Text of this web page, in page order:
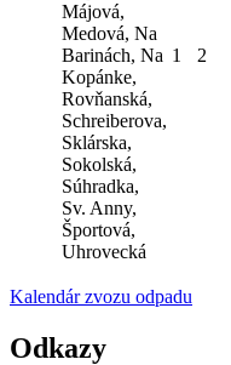
Májová,
Medová, Na
Barinách, Na
Kopánke,
Rovňanská,
Schreiberova,
Sklárska,
Sokolská,
Súhradka,
Sv. Anny,
Športová,
Uhrovecká
1 2
Kalendár zvozu odpadu
Odkazy